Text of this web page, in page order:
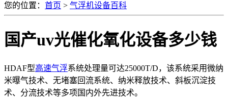
您的位置： 首页 > 气浮机设备百科
国产uv光催化氧化设备多少钱
HDAF型高速气浮系统处理量可达25000T/D，该系统采用微纳
米曝气技术、无堵塞回流系统、纳米释放技术、斜板沉淀技
术、分流技术等多项国内外先进技术。